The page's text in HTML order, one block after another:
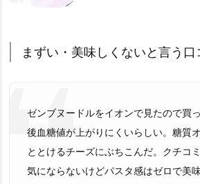
まずい・美味しくないと言う口
ゼンブヌードルをイオンで見たので買
後血糖値が上がりにくいらしい。糖質
ととけるチーズにぶちこんだ。クチコ
気にならないけどパスタ感はゼロで美